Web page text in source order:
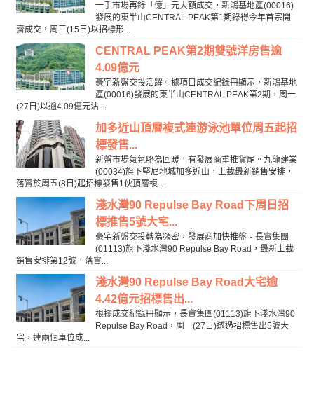
一手市場再錄「億」元大額成交，新鴻基地產(00016)
發展的東半山CENTRAL PEAK第1期錄得今年首宗開
齋成交，周三(15日)以招標形...
CENTRAL PEAK第2期雙號洋房售逾
4.09億元
豪宅新盤交投活躍。據項目成交紀錄冊顯示，新鴻基地
產(00016)發展的東半山CENTRAL PEAK第2期，周一
(27日)以逾4.09億元沽...
加多近山頂層複式連游泳池單位周五起招
標發售...
新盤市場氣氛略為回暖，有發展商重推貨尾。九龍建業
(00034)旗下堅尼地城加多近山，上載最新銷售安排，
落實於周五(8日)起招標發售1伙頂層複...
淺水灣90 Repulse Bay Road下周日招
標推售5號大宅...
豪宅新盤交投轉為頻密，發展商加快推盤。長實集團
(01113)旗下淺水灣90 Repulse Bay Road，最新上載
銷售安排第12號，落實...
淺水灣90 Repulse Bay Road大宅逾
4.42億元招標售出...
根據成交紀錄冊顯示，長實集團(01113)旗下淺水灣90
Repulse Bay Road，周一(27日)透過招標售出5號大
宅，連兩個車位成...